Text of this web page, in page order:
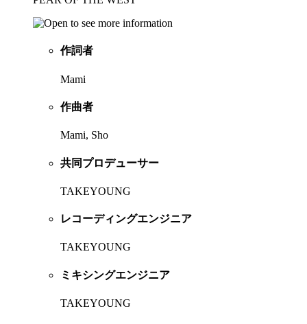
作詞者
Mami
作曲者
Mami, Sho
共同プロデューサー
TAKEYOUNG
レコーディングエンジニア
TAKEYOUNG
ミキシングエンジニア
TAKEYOUNG